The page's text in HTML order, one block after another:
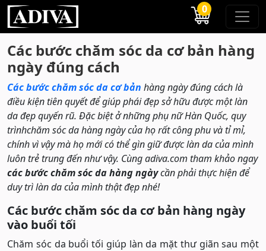
0
Các bước chăm sóc da cơ bản hàng
ngày đúng cách
Các bước chăm sóc da cơ bản hàng ngày đúng cách là
điều kiện tiên quyết để giúp phái đẹp sở hữu được một làn
da đẹp quyến rũ. Đặc biệt ở những phụ nữ Hàn Quốc, quy
trìnhchăm sóc da hàng ngày của họ rất công phu và tỉ mỉ,
chính vì vậy mà họ mới có thể gìn giữ được làn da của mình
luôn trẻ trung đến như vậy. Cùng adiva.com tham khảo ngay
các bước chăm sóc da hàng ngàycần phải thực hiện để
duy trì làn da của mình thật đẹp nhé!
Các bước chăm sóc da cơ bản hàng ngày
vào buổi tối
Chăm sóc da buổi tối giúp làn da mặt thư giãn sau một